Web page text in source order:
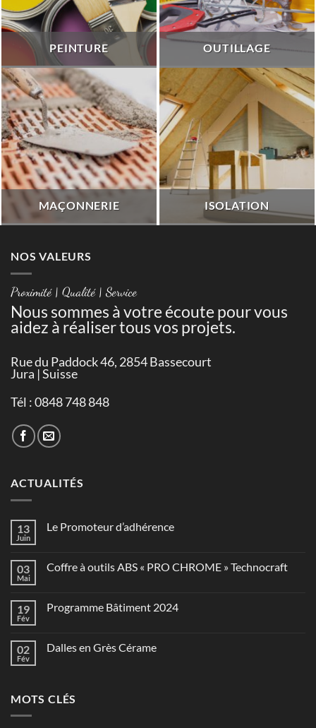
PEINTURE OUTILLAGE
MAÇONNERIE ISOLATION
NOS VALEURS
Proximité | Qualité | Service
Nous sommes à votre écoute pour vous
aidez à réaliser tous vos projets.
Rue du Paddock 46, 2854 Bassecourt
Jura | Suisse
Tél : 0848 748 848
ACTUALITÉS
13
Juin
Le Promoteur d’adhérence
03
Mai
Coffre à outils ABS « PRO CHROME » Technocraft
19
Fév
Programme Bâtiment 2024
02
Fév
Dalles en Grès Cérame
MOTS CLÉS